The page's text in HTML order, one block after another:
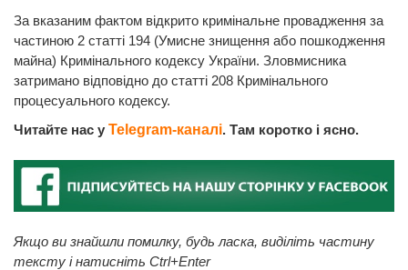
За вказаним фактом відкрито кримінальне провадження за
частиною 2 статті 194 (Умисне знищення або пошкодження
майна) Кримінального кодексу України. Зловмисника
затримано відповідно до статті 208 Кримінального
процесуального кодексу.
Читайте нас у Telegram-каналі. Там коротко і ясно.
Якщо ви знайшли помилку, будь ласка, виділіть частину
тексту і натисніть Ctrl+Enter